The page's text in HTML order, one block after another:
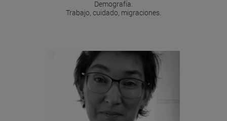
Demografía.
Trabajo, cuidado, migraciones.